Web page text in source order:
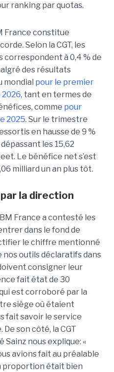
ranking par quotas.
France constitue
Selon la CGT, les
correspondent à 0,4 % de
des résultats
mondial pour le premier
, tant en termes de
comme pour
2025. Sur le trimestre
en hausse de 9 %
les 15,62
Le bénéfice net s’est
milliard un an plus tôt.
la direction
France a contesté les
dans le fond de
le chiffre mentionné
nos outils déclaratifs dans
consigner leur
fait état de 30
est corroboré par la
siège où étaient
fait savoir le service
son côté, la CGT
nous explique: «
avions fait au préalable
proportion était bien